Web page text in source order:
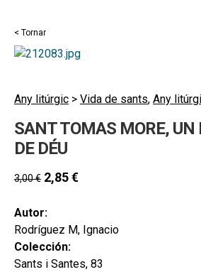
REVISTES
FORMES
BLOG
CONTACTE
CERCAR
CAT
< Tornar
Any litúrgic > Vida de sants, Any
SANT TOMAS MORE,
DE DÉU
3,00€ 2,85€
Autor:
Rodríguez M, Ignacio
Colección:
Sants i Santes, 83